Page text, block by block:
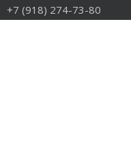
+7 (918) 274-73-80